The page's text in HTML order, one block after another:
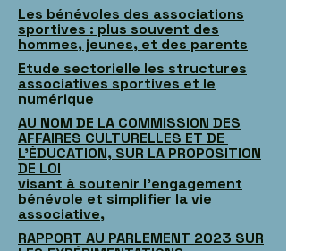
Les bénévoles des associations
sportives : plus souvent des
hommes, jeunes, et des parents
Etude sectorielle les structures
associatives sportives et le
numérique
AU NOM DE LA COMMISSION DES
AFFAIRES CULTURELLES ET DE
L’ÉDUCATION, SUR LA PROPOSITION
DE LOI
visant à soutenir l’engagement
bénévole et simplifier la vie
associative,
RAPPORT AU PARLEMENT 2023 SUR